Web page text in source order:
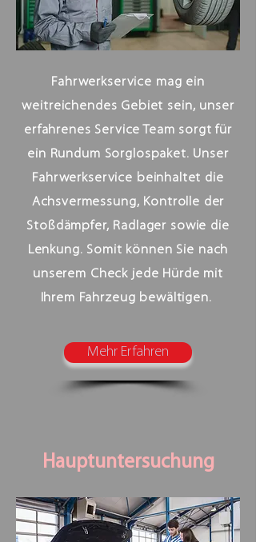
Fahrwerkservice mag ein
weitreichendes Gebiet sein, unser
erfahrenes Service Team sorgt für
ein Rundum Sorglospaket. Unser
Fahrwerkservice beinhaltet die
Achsvermessung, Kontrolle der
Stoßdämpfer, Radlager sowie die
Lenkung. Somit können Sie nach
unserem Check jede Hürde mit
Ihrem Fahrzeug bewältigen.
Mehr Erfahren
Hauptuntersuchung